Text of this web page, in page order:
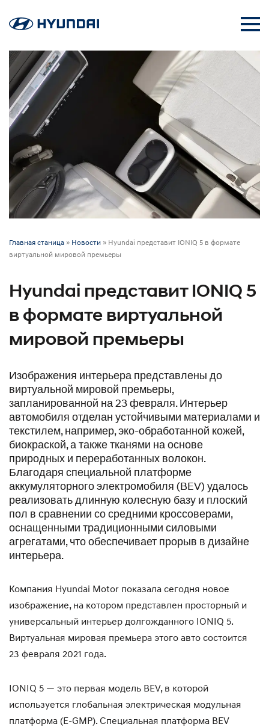
Главная станица » Новости » Hyundai представит IONIQ 5 в формате
виртуальной мировой премьеры
Hyundai представит IONIQ 5
в формате виртуальной
мировой премьеры
Изображения интерьера представлены до
виртуальной мировой премьеры,
запланированной на 23 февраля. Интерьер
автомобиля отделан устойчивыми материалами и
текстилем, например, эко-обработанной кожей,
биокраской, а также тканями на основе
природных и переработанных волокон.
Благодаря специальной платформе
аккумуляторного электромобиля (BEV) удалось
реализовать длинную колесную базу и плоский
пол в сравнении со средними кроссоверами,
оснащенными традиционными силовыми
агрегатами, что обеспечивает прорыв в дизайне
интерьера.
Компания Hyundai Motor показала сегодня новое
изображение, на котором представлен просторный и
универсальный интерьер долгожданного IONIQ 5.
Виртуальная мировая премьера этого авто состоится
23 февраля 2021 года.
IONIQ 5 — это первая модель BEV, в которой
используется глобальная электрическая модульная
платформа (E-GMP). Специальная платформа BEV